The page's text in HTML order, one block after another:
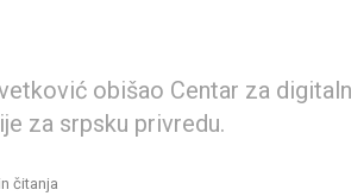
obišao Centar za
za srpsku privredu.
čitanja